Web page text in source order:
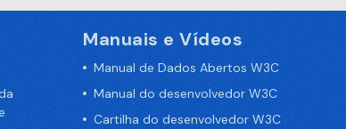
Manuais e Vídeos
Manual de Dados Abertos W3C
Manual do desenvolvedor W3C
Cartilha do desenvolvedor W3C